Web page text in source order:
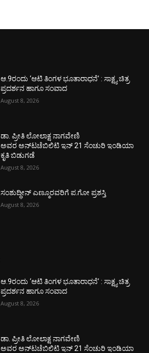
ಆ.9ರಂದು ‘ಆಟಿ ತಿಂಗಳ ಭೂತಾರಾಧನೆ’ : ಸಾಕ್ಷ್ಯ ಚಿತ್ರ
ಪ್ರದರ್ಶನ ಹಾಗೂ ಸಂವಾದ
August 8, 2026
ಡಾ. ಪ್ರೀತಿ ಲೋಲಾಕ್ಷ ನಾಗವೇಣಿ
ಅವರ ಅನ್‌ಟಚೆಬಿಲಿಟಿ ಇನ್ 21 ಸೆಂಚುರಿ ಇಂಡಿಯಾ
ಕೃತಿ ಬಿಡುಗಡೆ
August 8, 2026
ಸಂಶುದ್ಧೀನ್ ಎಣ್ಮೂರವರಿಗೆ ಪ.ಗೋ ಪ್ರಶಸ್ತಿ
August 8, 2026
ಆ.9ರಂದು ‘ಆಟಿ ತಿಂಗಳ ಭೂತಾರಾಧನೆ’ : ಸಾಕ್ಷ್ಯ ಚಿತ್ರ
ಪ್ರದರ್ಶನ ಹಾಗೂ ಸಂವಾದ
August 8, 2026
ಡಾ. ಪ್ರೀತಿ ಲೋಲಾಕ್ಷ ನಾಗವೇಣಿ
ಅವರ ಅನ್‌ಟಚೆಬಿಲಿಟಿ ಇನ್ 21 ಸೆಂಚುರಿ ಇಂಡಿಯಾ